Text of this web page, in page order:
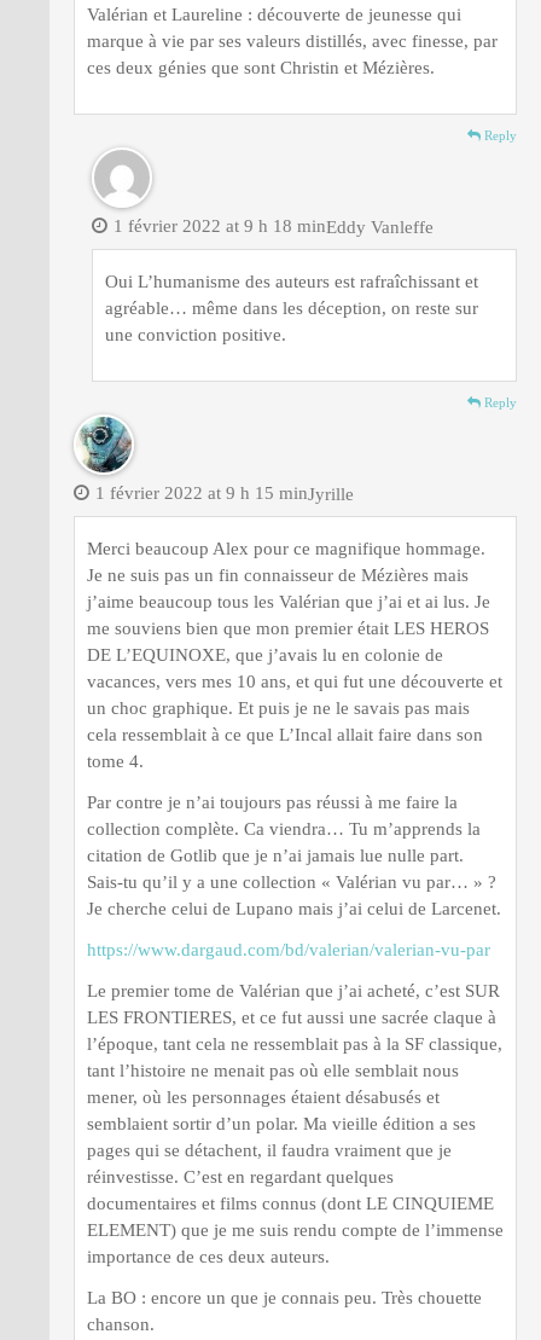
Valérian et Laureline : découverte de jeunesse qui
marque à vie par ses valeurs distillés, avec finesse, par
ces deux génies que sont Christin et Mézières.
Reply
Eddy Vanleffe
1 février 2022 at 9 h 18 min
Oui L’humanisme des auteurs est rafraîchissant et
agréable… même dans les déception, on reste sur
une conviction positive.
Reply
Jyrille
1 février 2022 at 9 h 15 min
Merci beaucoup Alex pour ce magnifique hommage.
Je ne suis pas un fin connaisseur de Mézières mais
j’aime beaucoup tous les Valérian que j’ai et ai lus. Je
me souviens bien que mon premier était LES HEROS
DE L’EQUINOXE, que j’avais lu en colonie de
vacances, vers mes 10 ans, et qui fut une découverte et
un choc graphique. Et puis je ne le savais pas mais
cela ressemblait à ce que L’Incal allait faire dans son
tome 4.
Par contre je n’ai toujours pas réussi à me faire la
collection complète. Ca viendra… Tu m’apprends la
citation de Gotlib que je n’ai jamais lue nulle part.
Sais-tu qu’il y a une collection « Valérian vu par… » ?
Je cherche celui de Lupano mais j’ai celui de Larcenet.
https://www.dargaud.com/bd/valerian/valerian-vu-par
Le premier tome de Valérian que j’ai acheté, c’est SUR
LES FRONTIERES, et ce fut aussi une sacrée claque à
l’époque, tant cela ne ressemblait pas à la SF classique,
tant l’histoire ne menait pas où elle semblait nous
mener, où les personnages étaient désabusés et
semblaient sortir d’un polar. Ma vieille édition a ses
pages qui se détachent, il faudra vraiment que je
réinvestisse. C’est en regardant quelques
documentaires et films connus (dont LE CINQUIEME
ELEMENT) que je me suis rendu compte de l’immense
importance de ces deux auteurs.
La BO : encore un que je connais peu. Très chouette
chanson.